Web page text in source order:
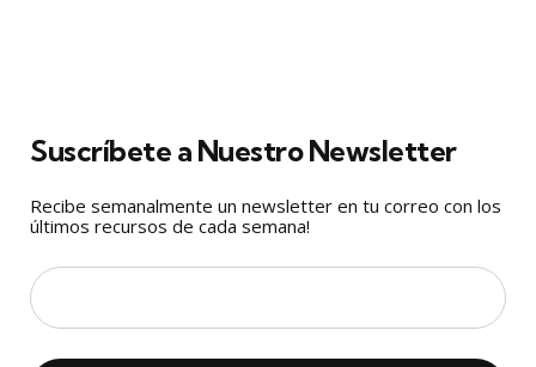
Suscríbete a Nuestro Newsletter
Recibe semanalmente un newsletter en tu correo con los
últimos recursos de cada semana!